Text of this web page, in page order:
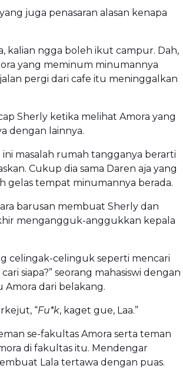
juga penasaran alasan kenapa
kalian ngga boleh ikut campur. Dah,
yang meminum minumannya
pergi dari cafe itu meninggalkan
Sherly ketika melihat Amora yang
dengan lainnya.
masalah rumah tangganya berarti
Cukup dia sama Daren aja yang
gelas tempat minumannya berada.
barusan membuat Sherly dan
mengangguk-anggukkan kepala
celingak-celinguk seperti mencari
siapa?” seorang mahasiswi dengan
dari belakang.
“Fu*k, kaget gue, Laa.”
se-fakultas Amora serta teman
di fakultas itu. Mendengar
Lala tertawa dengan puas.